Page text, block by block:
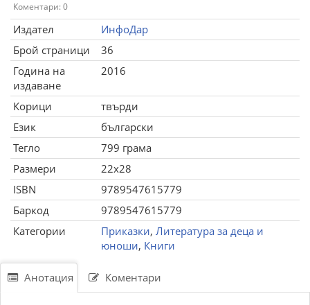
Коментари: 0
Издател
ИнфоДар
Брой страници
36
Година на
издаване
2016
Корици
твърди
Език
български
Тегло
799 грама
Размери
22x28
ISBN
9789547615779
Баркод
9789547615779
Категории
Приказки, Литература за деца и
юноши, Книги
Анотация Коментари